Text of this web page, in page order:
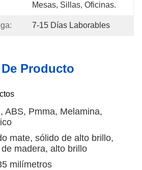
Mesas, Sillas, Oficinas.
7-15 Días Laborables
Producto
ABS, Pmma, Melamina,
mate, sólido de alto brillo,
madera, alto brillo
milímetros